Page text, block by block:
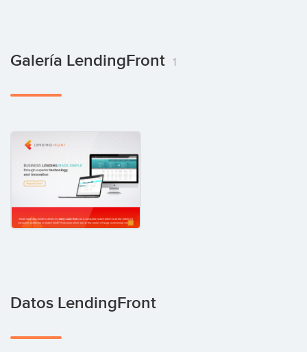
Galería LendingFront 1
Datos LendingFront